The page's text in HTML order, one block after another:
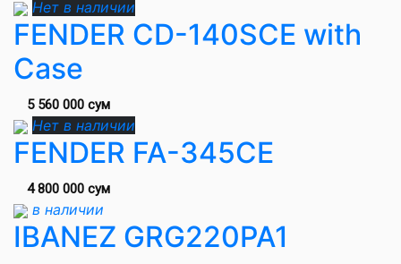
Нет в наличии
FENDER CD-140SCE with
Case
5 560 000 сум
Нет в наличии
FENDER FA-345CE
4 800 000 сум
в наличии
IBANEZ GRG220PA1